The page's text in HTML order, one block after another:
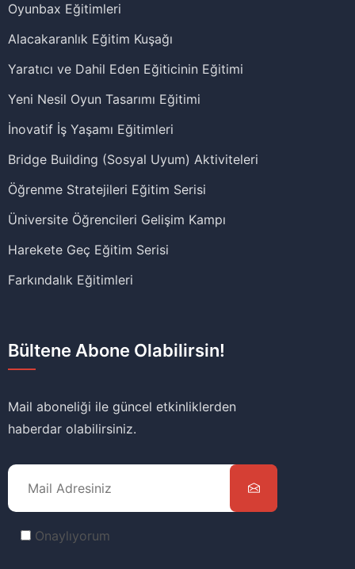
Oyunbax Eğitimleri
Alacakaranlık Eğitim Kuşağı
Yaratıcı ve Dahil Eden Eğiticinin Eğitimi
Yeni Nesil Oyun Tasarımı Eğitimi
İnovatif İş Yaşamı Eğitimleri
Bridge Building (Sosyal Uyum) Aktiviteleri
Öğrenme Stratejileri Eğitim Serisi
Üniversite Öğrencileri Gelişim Kampı
Harekete Geç Eğitim Serisi
Farkındalık Eğitimleri
Bültene Abone Olabilirsin!
Mail aboneliği ile güncel etkinliklerden
haberdar olabilirsiniz.
Onaylıyorum